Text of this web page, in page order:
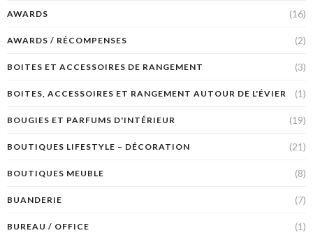
AWARDS (16)
AWARDS / RÉCOMPENSES (2)
BOITES ET ACCESSOIRES DE RANGEMENT (3)
BOITES, ACCESSOIRES ET RANGEMENT AUTOUR DE L'ÉVIER (1)
BOUGIES ET PARFUMS D'INTÉRIEUR (19)
BOUTIQUES LIFESTYLE – DÉCORATION (21)
BOUTIQUES MEUBLE (8)
BUANDERIE (7)
BUREAU / OFFICE (1)